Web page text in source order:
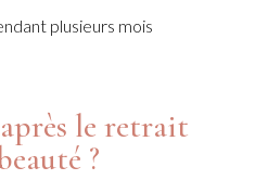
plusieurs mois
le retrait
?